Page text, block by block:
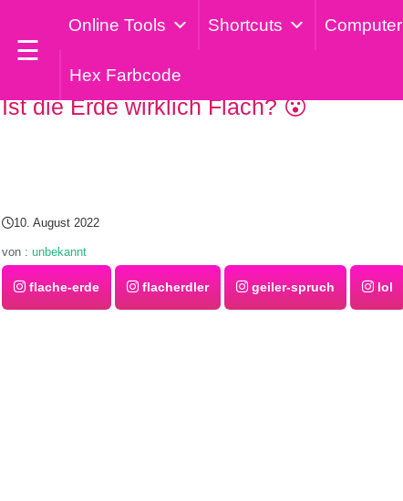
☰
Online Tools Shortcuts Computer
Hex Farbcode
Ist die Erde wirklich Flach? 😮
10. August 2022
von : unbekannt
flache-erde flacherdler geiler-spruch lol